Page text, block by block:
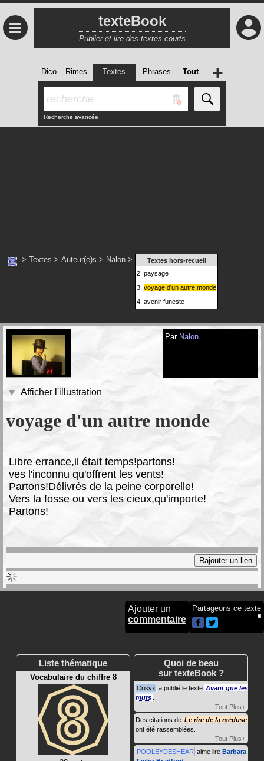
≡ texteBook
Publier et lire des textes courts
Dico Rimes Textes Phrases Tout
Recherche avancée
+
> Textes > Auteur(e)s > Nalon >
Textes hors-recueil
2. paysage
3. voyage d'un autre monde
4. avenir funeste
Par Nalon
Afficher l'illustration
voyage d'un autre monde
Libre errance,il était temps!partons!
ves l'inconnu qu'offrent les vents!
Partons!Délivrés de la peine corporelle!
Vers la fosse ou vers les cieux,qu'importe!
Partons!
Ajouter un
commentaire
Partageons ce texte
Liste thématique
Vocabulaire du chiffre 8
Quoi de beau
sur texteBook ?
Crisyx a publié le texte Avant que les
murs
Tout Plus+
Des citations de Le rire de la méduse
ont été rassemblées.
Tout Plus+
POOLEYDESHEAR aime lire Barbara